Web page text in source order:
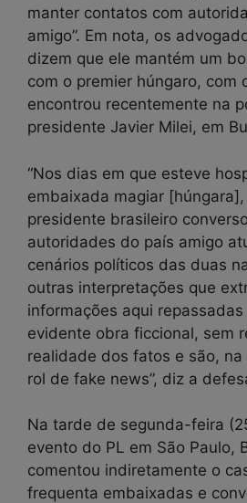
manter contatos com
amigo”. Em nota, os
dizem que ele mantém um
com o premier húngaro, com
encontrou recentemente na
presidente Javier Milei, em
“Nos dias em que esteve
embaixada magiar
presidente brasileiro
autoridades do país amigo
cenários políticos das duas
outras interpretações que
informações aqui
evidente obra ficcional, sem
realidade dos fatos e são,
rol de fake news”, diz a
Na tarde de segunda-feira
evento do PL em São Paulo,
comentou indiretamente o
frequenta embaixadas e